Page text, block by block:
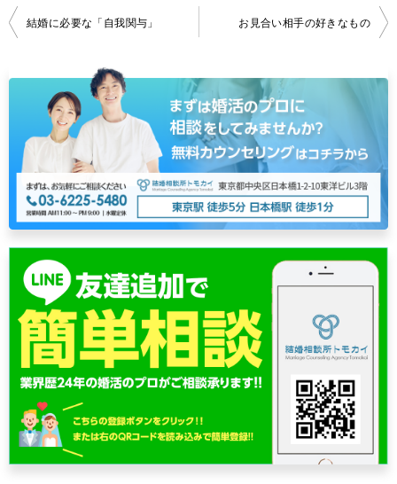
投
ナ
ー
ョ
ン
結婚に必要な「自我関与」 お見合い相手の好きなもの